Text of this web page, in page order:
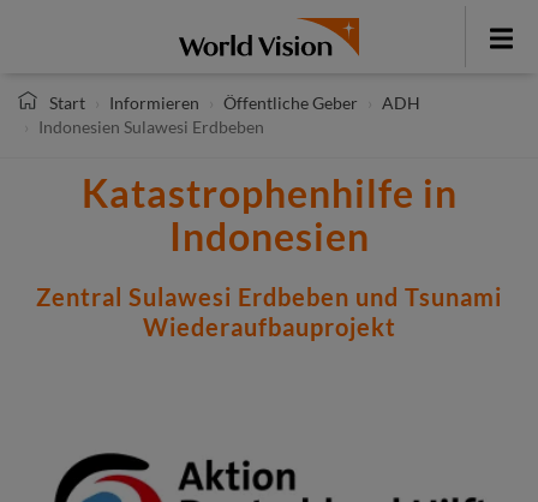
Toggle
Start
Informieren Öffentliche Geber
ADH
Indonesien Sulawesi Erdbeben
Katastrophenhilfe in
Indonesien
Zentral Sulawesi Erdbeben und Tsunami
Wiederaufbauprojekt